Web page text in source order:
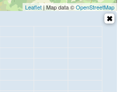
Leaflet| Map data ©OpenStreetMap